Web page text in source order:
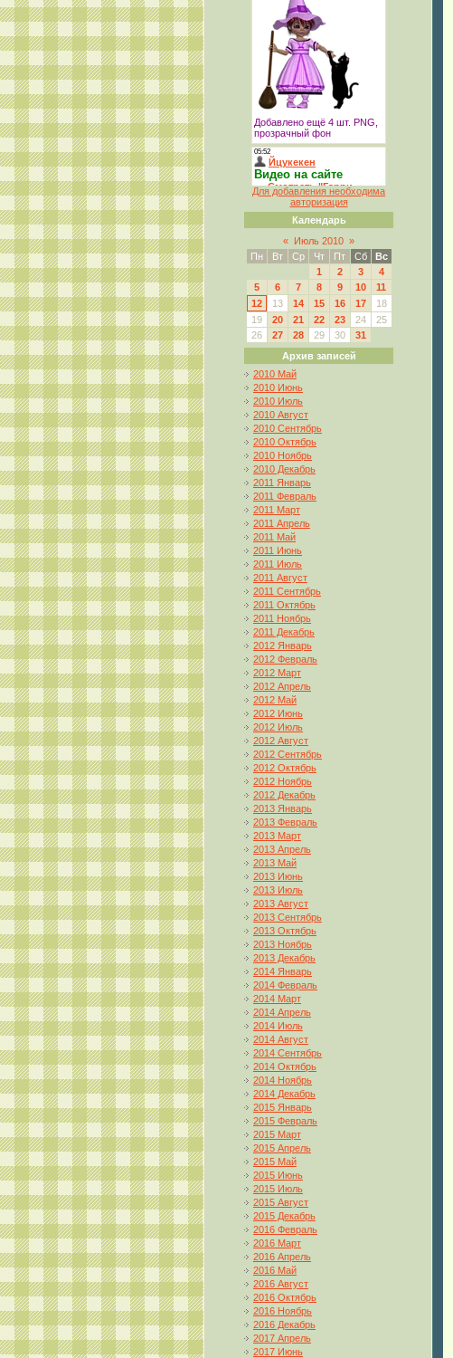
Для добавления необходима
авторизация
Календарь
« Июль 2010 »
Пн
Вт Ср Чт Пт Сб
Вс
1
2 3
4
5
6 7 8 9 10
11
12
13 14 15 16 17
18
19
20 21 22 23 24
25
26
27 28 29 30
31
Архив записей
2010 Май
2010 Июнь
2010 Июль
2010 Август
2010 Сентябрь
2010 Октябрь
2010 Ноябрь
2010 Декабрь
2011 Январь
2011 Февраль
2011 Март
2011 Апрель
2011 Май
2011 Июнь
2011 Июль
2011 Август
2011 Сентябрь
2011 Октябрь
2011 Ноябрь
2011 Декабрь
2012 Январь
2012 Февраль
2012 Март
2012 Апрель
2012 Май
2012 Июнь
2012 Июль
2012 Август
2012 Сентябрь
2012 Октябрь
2012 Ноябрь
2012 Декабрь
2013 Январь
2013 Февраль
2013 Март
2013 Апрель
2013 Май
2013 Июнь
2013 Июль
2013 Август
2013 Сентябрь
2013 Октябрь
2013 Ноябрь
2013 Декабрь
2014 Январь
2014 Февраль
2014 Март
2014 Апрель
2014 Июль
2014 Август
2014 Сентябрь
2014 Октябрь
2014 Ноябрь
2014 Декабрь
2015 Январь
2015 Февраль
2015 Март
2015 Апрель
2015 Май
2015 Июнь
2015 Июль
2015 Август
2015 Декабрь
2016 Февраль
2016 Март
2016 Апрель
2016 Май
2016 Август
2016 Октябрь
2016 Ноябрь
2016 Декабрь
2017 Апрель
2017 Июнь